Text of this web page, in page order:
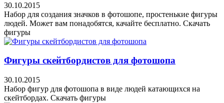
30.10.2015
Набор для создания значков в фотошопе, простенькие фигуры
людей. Может вам понадобятся, качайте бесплатно. Скачать
фигуры
Фигуры скейтбордистов для фотошопа
30.10.2015
Набор фигур для фотошопа в виде людей катающихся на
скейтбордах. Скачать фигуры